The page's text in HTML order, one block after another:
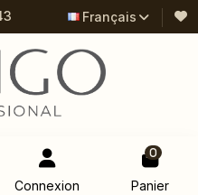
Français
Connexion
0
Panier